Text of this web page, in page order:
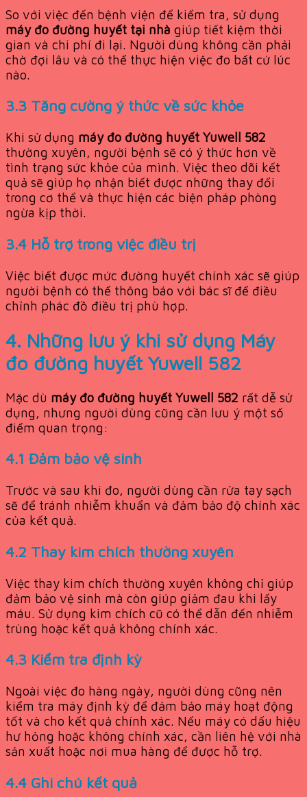
So với việc đến bệnh viện để kiểm tra, sử dụng
máy đo đường huyết tại nhà giúp tiết kiệm thời
gian và chi phí đi lại. Người dùng không cần phải
chờ đợi lâu và có thể thực hiện việc đo bất cứ lúc
nào.
3.3 Tăng cường ý thức về sức khỏe
Khi sử dụng máy đo đường huyết Yuwell 582
thường xuyên, người bệnh sẽ có ý thức hơn về
tình trạng sức khỏe của mình. Việc theo dõi kết
quả sẽ giúp họ nhận biết được những thay đổi
trong cơ thể và thực hiện các biện pháp phòng
ngừa kịp thời.
3.4 Hỗ trợ trong việc điều trị
Việc biết được mức đường huyết chính xác sẽ giúp
người bệnh có thể thông báo với bác sĩ để điều
chỉnh phác đồ điều trị phù hợp.
4. Những lưu ý khi sử dụng Máy
đo đường huyết Yuwell 582
Mặc dù máy đo đường huyết Yuwell 582 rất dễ sử
dụng, nhưng người dùng cũng cần lưu ý một số
điểm quan trọng:
4.1 Đảm bảo vệ sinh
Trước và sau khi đo, người dùng cần rửa tay sạch
sẽ để tránh nhiễm khuẩn và đảm bảo độ chính xác
của kết quả.
4.2 Thay kim chích thường xuyên
Việc thay kim chích thường xuyên không chỉ giúp
đảm bảo vệ sinh mà còn giúp giảm đau khi lấy
máu. Sử dụng kim chích cũ có thể dẫn đến nhiễm
trùng hoặc kết quả không chính xác.
4.3 Kiểm tra định kỳ
Ngoài việc đo hàng ngày, người dùng cũng nên
kiểm tra máy định kỳ để đảm bảo máy hoạt động
tốt và cho kết quả chính xác. Nếu máy có dấu hiệu
hư hỏng hoặc không chính xác, cần liên hệ với nhà
sản xuất hoặc nơi mua hàng để được hỗ trợ.
4.4 Ghi chú kết quả